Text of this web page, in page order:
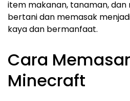
item makanan, tanaman,
bertani dan memasak
kaya dan bermanfaat.
Cara
Minecraft